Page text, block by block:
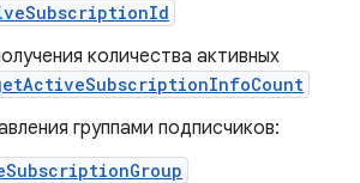
количества активных
группами подписчиков: